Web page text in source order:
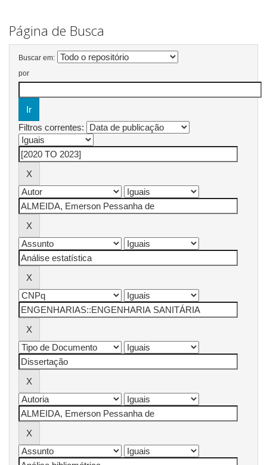
Página de Busca
Buscar em:
por
Filtros correntes: